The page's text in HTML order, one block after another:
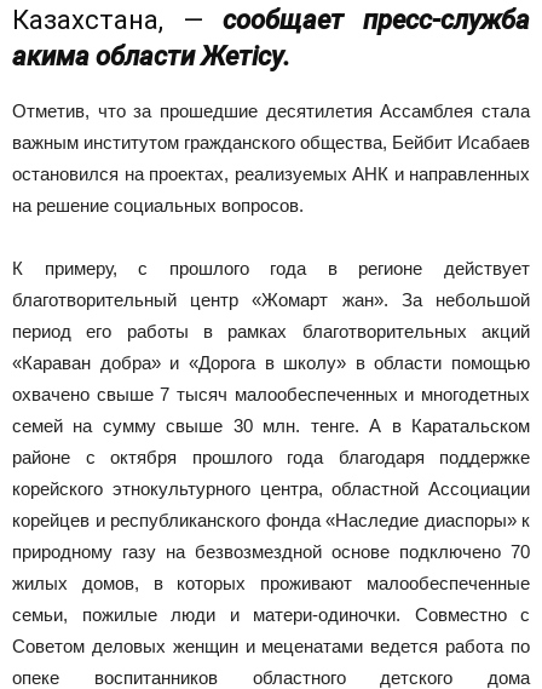
Казахстана, — сообщает пресс-служба
акима области Жетісу.
Отметив, что за прошедшие десятилетия Ассамблея стала
важным институтом гражданского общества, Бейбит Исабаев
остановился на проектах, реализуемых АНК и направленных
на решение социальных вопросов.
К примеру, с прошлого года в регионе действует
благотворительный центр «Жомарт жан». За небольшой
период его работы в рамках благотворительных акций
«Караван добра» и «Дорога в школу» в области помощью
охвачено свыше 7 тысяч малообеспеченных и многодетных
семей на сумму свыше 30 млн. тенге. А в Каратальском
районе с октября прошлого года благодаря поддержке
корейского этнокультурного центра, областной Ассоциации
корейцев и республиканского фонда «Наследие диаспоры» к
природному газу на безвозмездной основе подключено 70
жилых домов, в которых проживают малообеспеченные
семьи, пожилые люди и матери-одиночки. Совместно с
Советом деловых женщин и меценатами ведется работа по
опеке воспитанников областного детского дома